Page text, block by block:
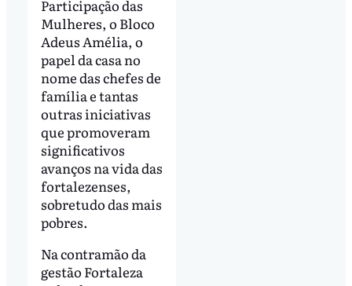
Participação das
Mulheres, o Bloco
Adeus Amélia, o
papel da casa no
nome das chefes de
família e tantas
outras iniciativas
que promoveram
significativos
avanços na vida das
fortalezenses,
sobretudo das mais
pobres.
Na contramão da
gestão Fortaleza